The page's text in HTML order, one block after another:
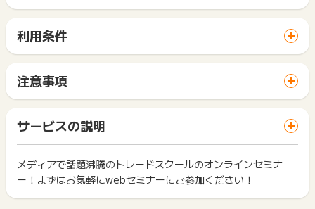
※20歳以上の方
話アンケートをご回答された方
※オンラインセミナー視聴時に顔を出してご参加が可能な方
下記、ポイント獲得対象外となります。
※虚偽、重複、申込不備、不正、キャンセル、いたずら、転売目
的、受取拒否、商品受領の延期、2回目以降の申込み、同一IPの
申込み、
※あからさまなポイント目当てと判断した場合
※過去にTSJが主催するセミナーに参加された方
※20歳未満の方
※オンラインセミナーに途中から参加の方
※オンラインセミナー視聴を途中でやめた方
※オンラインセミナーのアンケートに未回答の方
利用条件
サイトに移動してからお申し込みやお買い物が完了するまでの
間に、同じブラウザ（※）で他のサイトに移動した場合はポイン
ト獲得ができません。
「 申込をしてポイントGET 」ボタンを押した時とサービス・
お買い物利用時で、デバイス・ブラウザが異なる場合はポイン
ト獲得ができません。
2回以上同じお買い物・サービスをご利用される場合は、毎回
ポイントタウンに戻り、「 申込をしてポイントGET 」ボタン
注意事項
一部のサービスにつきましては、1商品につき10円単位の金額
は切り捨てとなります。
ポイント獲得が1ポイント未満のものは切り捨てとなり、ポイ
ント履歴には記載されません。
原則として広告主側のポイント等を利用して支払われた金額分
につきましては、ポイントタウンのポイント獲得の対象には含
まれません。
サービスの説明
メディアで話題沸騰のトレードスクールのオンラインセミナ
ー！まずはお気軽にwebセミナーにご参加ください！